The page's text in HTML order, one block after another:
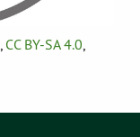
, CC BY-SA 4.0,